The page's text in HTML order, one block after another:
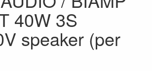
40W 3S
speaker (per